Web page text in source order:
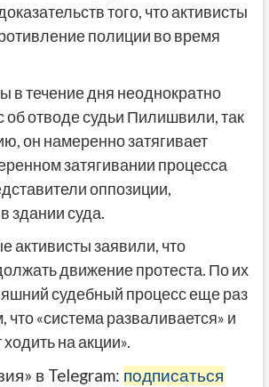
того, что активисты
полиции во время
в течение дня неоднократно
об отводе судьи Пилишвили, так
он намеренно затягивает
затягивании процесса
оппозиции,
здании суда.
активисты заявили, что
движение протеста. По их
судебный процесс еще раз
что «система разваливается» и
на акции».
в Telegram: подписаться